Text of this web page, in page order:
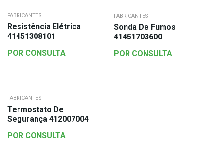
FABRICANTES
Resistência Elétrica
41451308101
POR CONSULTA
FABRICANTES
Sonda De Fumos
41451703600
POR CONSULTA
FABRICANTES
Termostato De
Segurança 412007004
POR CONSULTA